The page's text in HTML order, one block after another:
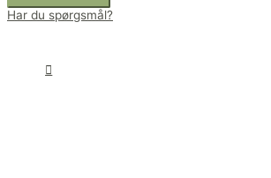
Har du spørgsmål?